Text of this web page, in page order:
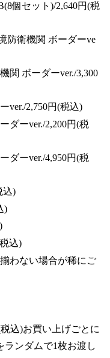
個セット)/2,640円(税
防衛機関 ボーダーve
関 ボーダーver./3,300
ver./2,750円(税込)
ダーver./2,200円(税
ダーver./4,950円(税
込)
)
込)
わない場合が稀にご
込)お買い上げごとに
ランダムで1枚お渡し